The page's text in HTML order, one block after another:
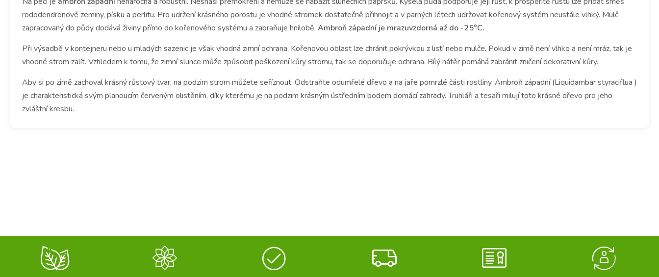
rododendronové zeminy, písku a perlitu. Pro udržení krásného porostu je vhodné stromek dostatečně přihnojit a v parných létech udržovat kořenový systém neustále vlhký. Mulč
zapracovaný do půdy dodává živiny přímo do kořenového systému a zabraňuje hnilobě. Ambroň západní je mrazuvzdorná až do -25°C.
Při výsadbě v kontejneru nebo u mladých sazenic je však vhodná zimní ochrana. Kořenovou oblast lze chránit pokrývkou z listí nebo mulče. Pokud v zimě není vlhko a není mráz, tak je
vhodné strom zalít. Vzhledem k tomu, že zimní slunce může způsobit poškození kůry stromu, tak se doporučuje ochrana. Bílý nátěr pomáhá zabránit zničení dekorativní kůry.
Aby si po zimě zachoval krásný růstový tvar, na podzim strom můžete seříznout. Odstraňte odumřelé dřevo a na jaře pomrzlé části rostliny. Ambroň západní(Liquidambar styraciflua )
je charakteristická svým planoucím červeným olistěním, díky kterému je na podzim krásným ústředním bodem domácí zahrady. Truhláři a tesaři milují toto krásné dřevo pro jeho
zvláštní kresbu.